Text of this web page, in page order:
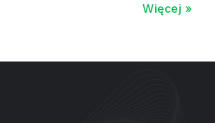
Więcej »